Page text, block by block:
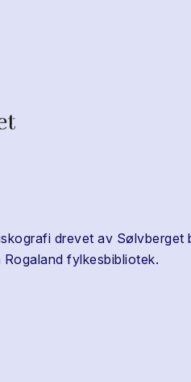
drevet av Sølvberget
fylkesbibliotek.